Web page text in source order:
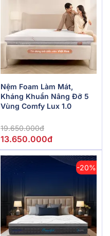
Nệm Foam Làm Mát,
Kháng Khuẩn Nâng Đỡ 5
Vùng Comfy Lux 1.0
19.650.000đ
13.650.000đ
-20%